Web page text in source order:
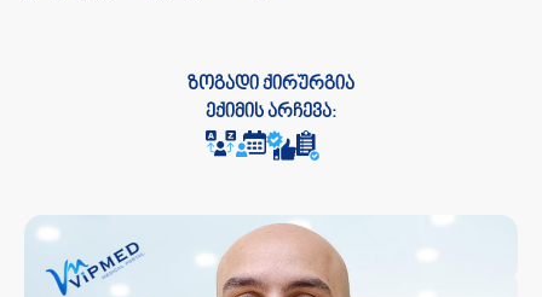
ზოგადი ქირურგია
ექიმის არჩევა: